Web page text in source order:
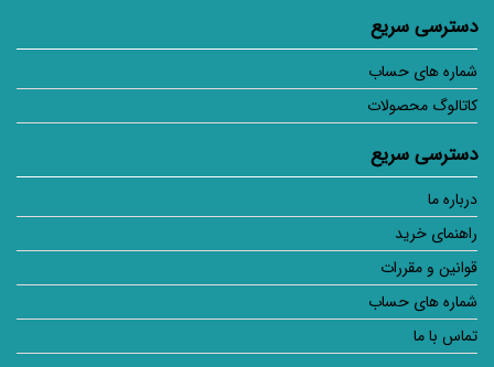
دسترسی سریع
شماره های حساب
کاتالوگ محصولات
دسترسی سریع
درباره ما
راهنمای خرید
قوانین و مقررات
شماره های حساب
تماس با ما